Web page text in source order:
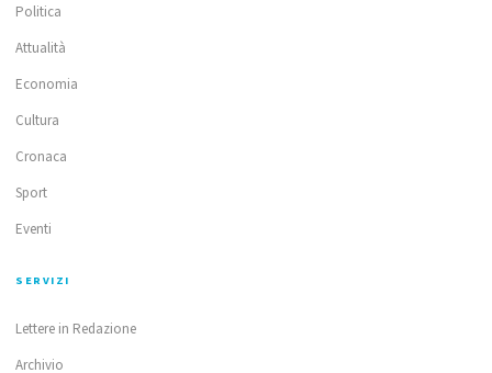
Politica
Attualità
Economia
Cultura
Cronaca
Sport
Eventi
SERVIZI
Lettere in Redazione
Archivio